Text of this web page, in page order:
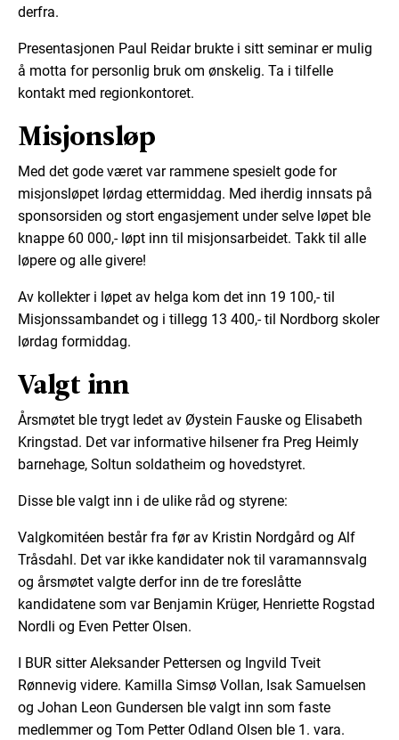
derfra.
Presentasjonen Paul Reidar brukte i sitt seminar er mulig
å motta for personlig bruk om ønskelig. Ta i tilfelle
kontakt med regionkontoret.
Misjonsløp
Med det gode været var rammene spesielt gode for
misjonsløpet lørdag ettermiddag. Med iherdig innsats på
sponsorsiden og stort engasjement under selve løpet ble
knappe 60 000,- løpt inn til misjonsarbeidet. Takk til alle
løpere og alle givere!
Av kollekter i løpet av helga kom det inn 19 100,- til
Misjonssambandet og i tillegg 13 400,- til Nordborg skoler
lørdag formiddag.
Valgt inn
Årsmøtet ble trygt ledet av Øystein Fauske og Elisabeth
Kringstad. Det var informative hilsener fra Preg Heimly
barnehage, Soltun soldatheim og hovedstyret.
Disse ble valgt inn i de ulike råd og styrene:
Valgkomitéen består fra før av Kristin Nordgård og Alf
Tråsdahl. Det var ikke kandidater nok til varamannsvalg
og årsmøtet valgte derfor inn de tre foreslåtte
kandidatene som var Benjamin Krüger, Henriette Rogstad
Nordli og Even Petter Olsen.
I BUR sitter Aleksander Pettersen og Ingvild Tveit
Rønnevig videre. Kamilla Simsø Vollan, Isak Samuelsen
og Johan Leon Gundersen ble valgt inn som faste
medlemmer og Tom Petter Odland Olsen ble 1. vara.